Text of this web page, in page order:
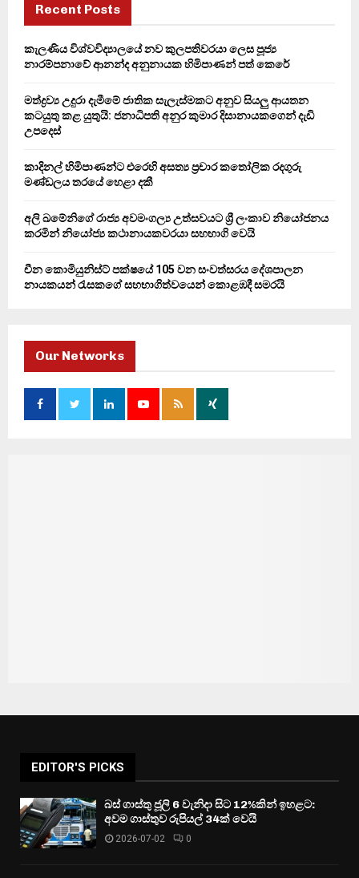
f
r
H
Recent Posts
කැලණිය විශ්වවිද්‍යාලයේ නව කුලපතිවරයා ලෙස පූජ්‍ය
නාරම්පනාවේ ආනන්ද අනුනායක හිමිපාණන් පත් කෙරේ
මත්ද්‍රව්‍ය උදුරා දැමීමේ ජාතික සැලැස්මකට අනුව සියලු ආයතන
කටයුතු කළ යුතුයි: ජනාධිපති අනුර කුමාර දිසානායකගෙන් දැඩි
උපදෙස්
කාදිනල් හිමිපාණන්ට එරෙහි අසත්‍ය ප්‍රචාර කතෝලික රදගුරු
මණ්ඩලය තරයේ හෙළා දකී
අලි ඛමේනිගේ රාජ්‍ය අවමංගල්‍ය උත්සවයට ශ්‍රී ලංකාව නියෝජනය
කරමින් නියෝජ්‍ය කථානායකවරයා සහභාගි වෙයි
චීන කොමියුනිස්ට් පක්ෂයේ 105 වන සංවත්සරය දේශපාලන
නායකයන් රැසකගේ සහභාගිත්වයෙන් කොළඹදී සමරයි
Our Networks
EDITOR'S PICKS
බස් ගාස්තු ජූලි 6 වැනිදා සිට 12%කින් ඉහළට:
අවම ගාස්තුව රුපියල් 34ක් වෙයි
2026-07-02 0